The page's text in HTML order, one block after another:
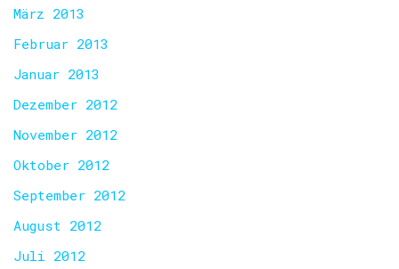
März 2013
Februar 2013
Januar 2013
Dezember 2012
November 2012
Oktober 2012
September 2012
August 2012
Juli 2012